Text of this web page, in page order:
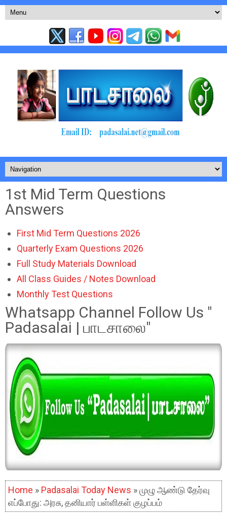
1st Mid Term Questions
Answers
First Mid Term Questions 2026
Quarterly Exam Questions 2026
Full Study Materials Download
All Class Guides / Notes Download
Monthly Test Questions
Whatsapp Channel Follow Us "
Padasalai | பாடசாலை"
Home » Padasalai Today News » முழு ஆண்டு தேர்வு
எப்போது: அரசு, தனியார் பள்ளிகள் குழப்பம்